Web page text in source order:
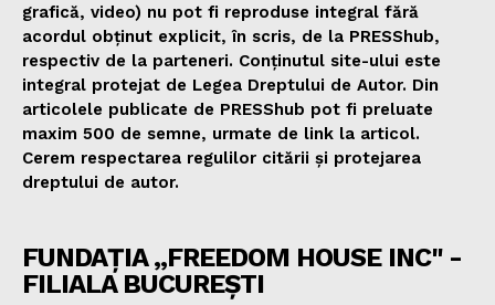
grafică, video) nu pot fi reproduse integral fără
acordul obținut explicit, în scris, de la PRESShub,
respectiv de la parteneri. Conținutul site-ului este
integral protejat de Legea Dreptului de Autor. Din
articolele publicate de PRESShub pot fi preluate
maxim 500 de semne, urmate de link la articol.
Cerem respectarea regulilor citării și protejarea
dreptului de autor.
FUNDAȚIA „FREEDOM HOUSE INC" -
FILIALA BUCUREȘTI